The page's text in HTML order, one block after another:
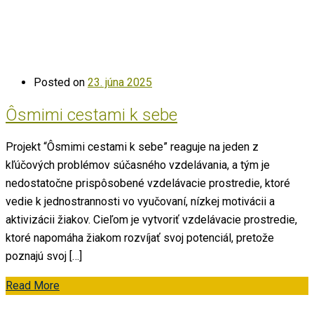
Posted on 23. júna 2025
Ôsmimi cestami k sebe
Projekt “Ôsmimi cestami k sebe” reaguje na jeden z
kľúčových problémov súčasného vzdelávania, a tým je
nedostatočne prispôsobené vzdelávacie prostredie, ktoré
vedie k jednostrannosti vo vyučovaní, nízkej motivácii a
aktivizácii žiakov. Cieľom je vytvoriť vzdelávacie prostredie,
ktoré napomáha žiakom rozvíjať svoj potenciál, pretože
poznajú svoj […]
Read More